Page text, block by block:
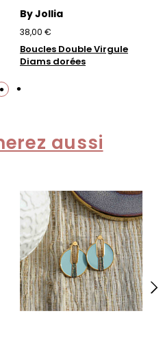
By Jollia
38,00 €
Boucles Double Virgule
Diams dorées
aussi